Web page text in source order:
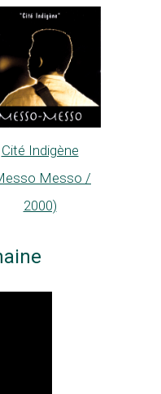
Cité Indigène
Messo /
2000)